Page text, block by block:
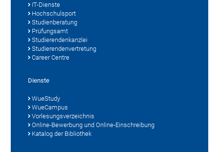
IT-Dienste
Hochschulsport
Studienberatung
Prüfungsamt
Studierendenkanzlei
Studierendenvertretung
Career Centre
Dienste
WueStudy
WueCampus
Vorlesungsverzeichnis
Online-Bewerbung und Online-Einschreibung
Katalog der Bibliothek